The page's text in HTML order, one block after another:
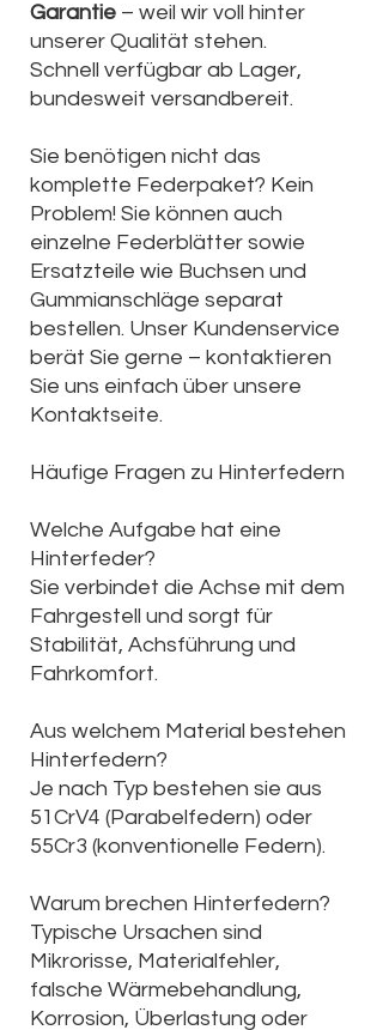
Garantie – weil wir voll hinter
unserer Qualität stehen.
Schnell verfügbar ab Lager,
bundesweit versandbereit.
Sie benötigen nicht das
komplette Federpaket? Kein
Problem! Sie können auch
einzelne Federblätter sowie
Ersatzteile wie Buchsen und
Gummianschläge separat
bestellen. Unser Kundenservice
berät Sie gerne – kontaktieren
Sie uns einfach über unsere
Kontaktseite.
Häufige Fragen zu Hinterfedern
Welche Aufgabe hat eine
Hinterfeder?
Sie verbindet die Achse mit dem
Fahrgestell und sorgt für
Stabilität, Achsführung und
Fahrkomfort.
Aus welchem Material bestehen
Hinterfedern?
Je nach Typ bestehen sie aus
51CrV4 (Parabelfedern) oder
55Cr3 (konventionelle Federn).
Warum brechen Hinterfedern?
Typische Ursachen sind
Mikrorisse, Materialfehler,
falsche Wärmebehandlung,
Korrosion, Überlastung oder